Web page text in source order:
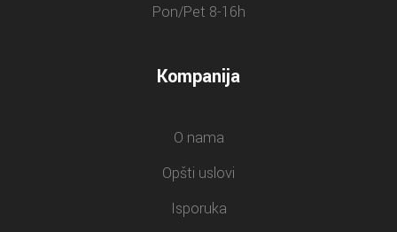
Pon/Pet 8-16h
Kompanija
O nama
Opšti uslovi
Isporuka